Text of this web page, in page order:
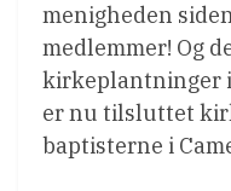
menigheden
medlemmer! Og
kirkeplantninger
er nu tilsluttet
baptisterne i